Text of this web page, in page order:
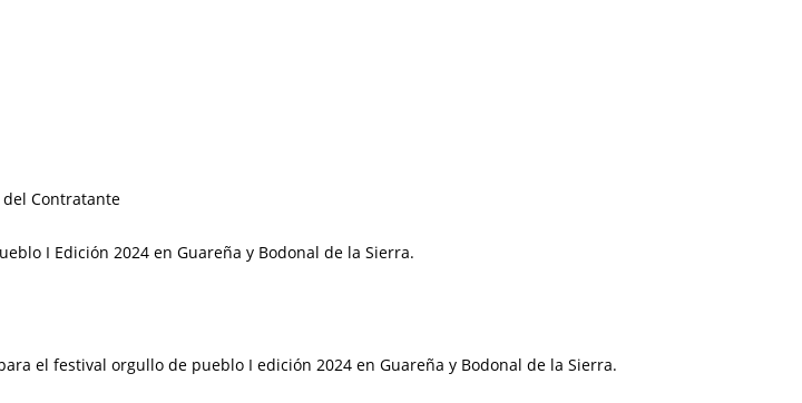
del Contratante
I Edición 2024 en Guareña y Bodonal de la Sierra.
el festival orgullo de pueblo I edición 2024 en Guareña y Bodonal de la Sierra.